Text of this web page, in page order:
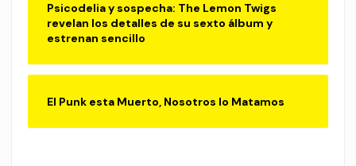
Psicodelia y sospecha: The Lemon Twigs
revelan los detalles de su sexto álbum y
estrenan sencillo
El Punk esta Muerto, Nosotros lo Matamos